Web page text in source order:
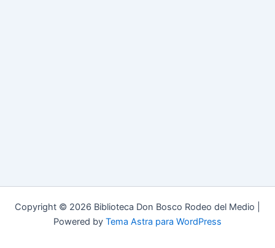
Copyright © 2026 Biblioteca Don Bosco Rodeo del Medio |
Powered by Tema Astra para WordPress